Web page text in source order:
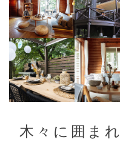
木々に囲ま